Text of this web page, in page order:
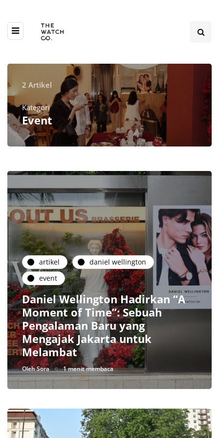
2 Artikel
Kategori
Event
artikel
daniel wellington
event
Daniel Wellington Hadirkan “A
Moment of Time”: Sebuah
Pengalaman Baru yang
Mengajak Jakarta untuk
Melambat
OlehSora 1 menit membaca